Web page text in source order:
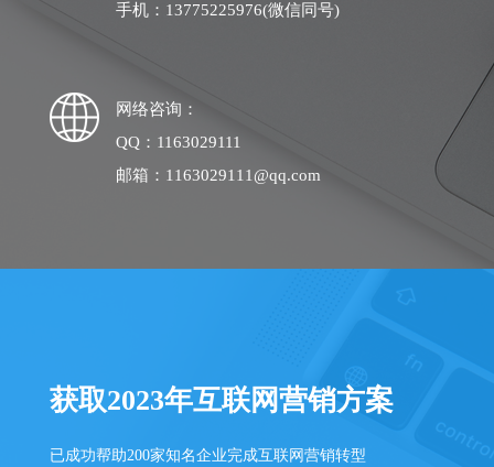
手机：13775225976(微信同号)
网络咨询：
QQ：1163029111
邮箱：1163029111@qq.com
获取2023年互联网营销方案
已成功帮助200家知名企业完成互联网营销转型